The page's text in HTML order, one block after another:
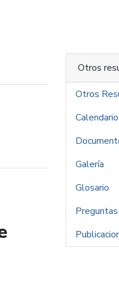
Otros
Otros
Calendario
Galería
Glosario